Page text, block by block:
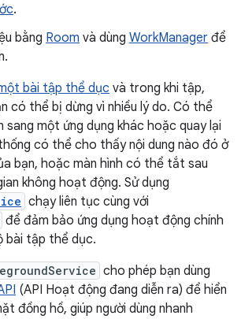
.
bằng Room và dùng WorkManager để
bài tập thể dục và trong khi tập,
có thể bị dừng vì nhiều lý do. Có thể
sang một ứng dụng khác hoặc quay lại
có thể cho thấy nội dung nào đó ở
bạn, hoặc màn hình có thể tắt sau
không hoạt động. Sử dụng
chạy liên tục cùng với
để đảm bảo ứng dụng hoạt động chính
bài tập thể dục.
cho phép bạn dùng
(API Hoạt động đang diễn ra) để hiển
đồng hồ, giúp người dùng nhanh